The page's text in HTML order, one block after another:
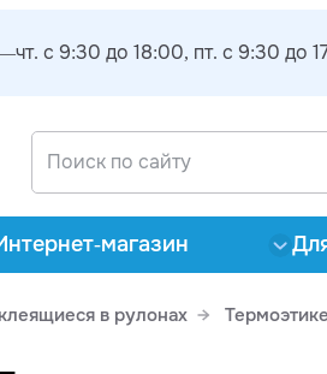
с 9:30 до 18:00, пт. с 9:30 до
магазин
в рулонах